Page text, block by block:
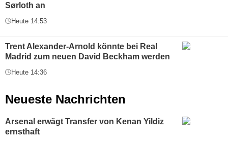
Sørloth an
Heute 14:53
Trent Alexander-Arnold könnte bei Real
Madrid zum neuen David Beckham werden
Heute 14:36
Neueste Nachrichten
Arsenal erwägt Transfer von Kenan Yildiz
ernsthaft